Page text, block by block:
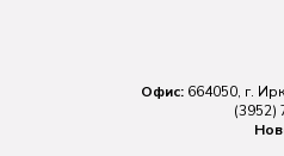
Офис: 664050, г.
(3952)